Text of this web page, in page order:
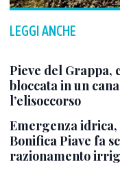
LEGGI ANCHE
Pieve del Grappa,
bloccata in un
l’elisoccorso
Emergenza
Bonifica Piave fa
razionamento